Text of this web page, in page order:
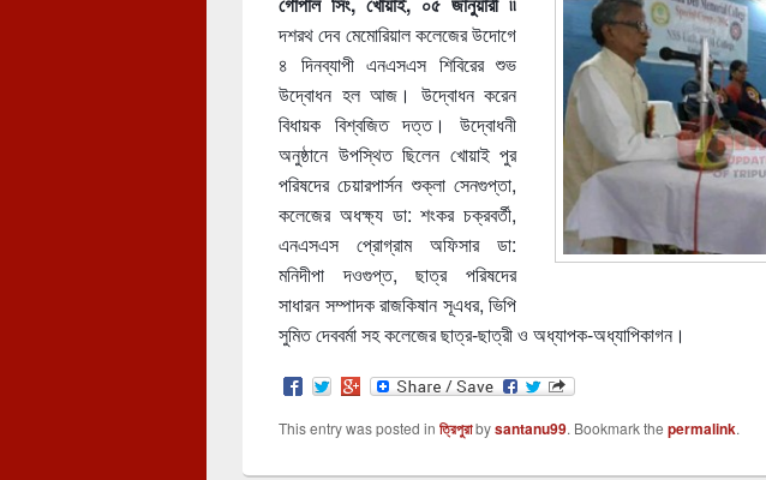
দশরথ দেব মেমোরিয়াল কলেজের উদোগে
৪ দিনব্যাপী এনএসএস শিবিরের শুভ
উদ্বোধন হল আজ। উদ্বোধন করেন
বিধায়ক বিশ্বজিত দত্ত। উদ্বোধনী
অনুষ্ঠানে উপস্থিত ছিলেন খোয়াই পুর
পরিষদের চেয়ারপার্সন শুক্লা সেনগুপ্তা,
কলেজের অধক্ষ্য ডা: শংকর চক্রবর্তী,
এনএসএস প্রোগ্রাম অফিসার ডা:
মনিদীপা দওগুপ্ত, ছাত্র পরিষদের
সাধারন সম্পাদক রাজকিষান সূএধর, ভিপি
সুমিত দেববর্মা সহ কলেজের ছাত্র-ছাত্রী ও অধ্যাপক-অধ্যাপিকাগন।
This entry was posted in ত্রিপুরাbysantanu99. Bookmark the permalink.